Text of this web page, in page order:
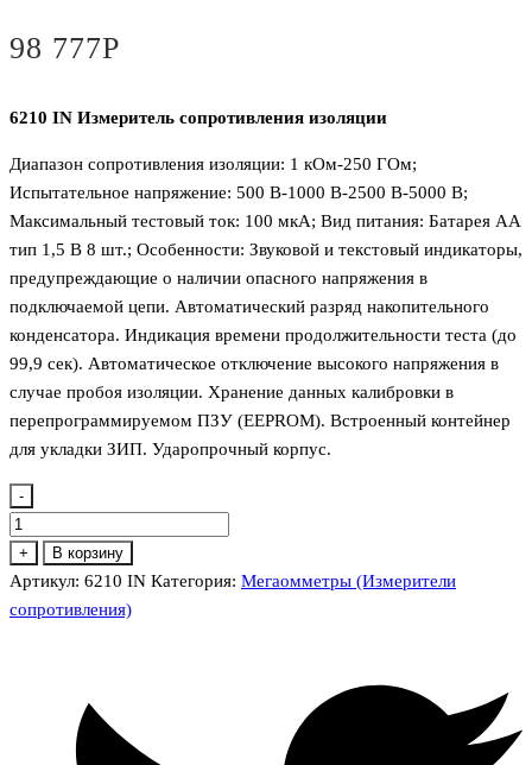
98 777Р
6210 IN Измеритель сопротивления изоляции
Диапазон сопротивления изоляции: 1 кОм-250 ГОм;
Испытательное напряжение: 500 В-1000 В-2500 В-5000 В;
Максимальный тестовый ток: 100 мкА; Вид питания: Батарея AA
тип 1,5 В 8 шт.; Особенности: Звуковой и текстовый индикаторы,
предупреждающие о наличии опасного напряжения в
подключаемой цепи. Автоматический разряд накопительного
конденсатора. Индикация времени продолжительности теста (до
99,9 сек). Автоматическое отключение высокого напряжения в
случае пробоя изоляции. Хранение данных калибровки в
перепрограммируемом ПЗУ (EEPROM). Встроенный контейнер
для укладки ЗИП. Ударопрочный корпус.
-
Количество
товара
6210
IN
+ В корзину
Артикул: 6210 IN Категория: Мегаомметры (Измерители
сопротивления)